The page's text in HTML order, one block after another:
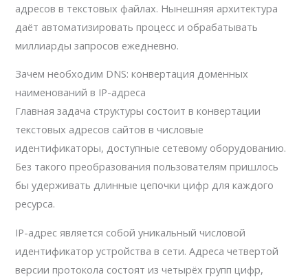
адресов в текстовых файлах. Нынешняя архитектура
даёт автоматизировать процесс и обрабатывать
миллиарды запросов ежедневно.
Зачем необходим DNS: конвертация доменных
наименований в IP-адреса
Главная задача структуры состоит в конвертации
текстовых адресов сайтов в числовые
идентификаторы, доступные сетевому оборудованию.
Без такого преобразования пользователям пришлось
бы удерживать длинные цепочки цифр для каждого
ресурса.
IP-адрес является собой уникальный числовой
идентификатор устройства в сети. Адреса четвертой
версии протокола состоят из четырёх групп цифр,